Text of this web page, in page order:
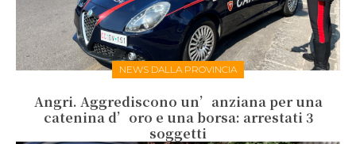
NEWS DALLA PROVINCIA
Angri. Aggrediscono un’anziana per una
catenina d’oro e una borsa: arrestati 3
soggetti